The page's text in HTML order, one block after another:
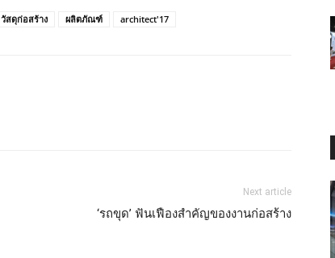
วัสดุก่อสร้าง ผลิตภัณฑ์ architect'17
Next article
‘รถขุด’ ฟันเฟืองสำคัญของงานก่อสร้าง